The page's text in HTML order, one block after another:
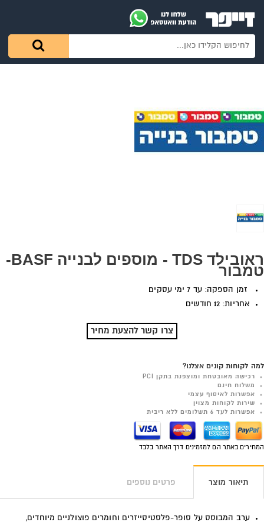
ראובילד TDS - מוספים לבנייה BASF-
טמבור
זמן הספקה: עד 7 ימי עסקים
אחריות: 12 חודשים
צרו קשר להצעת מחיר
למה לקוחות קונים אצלנו?
רכישה מאובטחת ומוצפנת בתקן PCI
משלוח חינם
אפשרות לאיסוף עצמי
שירות לקוחות מצוין
אפשרות לעד 6 תשלומים ללא ריבית
המחירים באתר הם למזמינים דרך האתר בלבד
תיאור מוצר פרטים נוספים
ערב המבוסס על סופר-פלסטיסייזרים וחומרים פוצולניים מיוחדים,